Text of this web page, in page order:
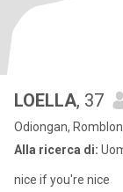
LOELLA, 37
Odiongan,
Alla ricerca di:
nice if you're nice